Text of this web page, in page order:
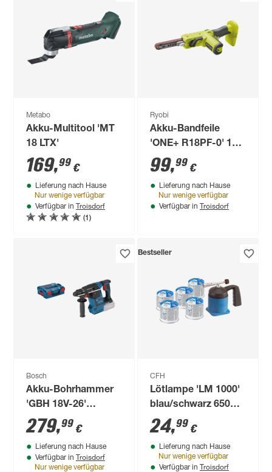
Metabo
Akku-Multitool 'MT
18 LTX'
169,99 €
Lieferung nach Hause
Nur wenige verfügbar
Verfügbar in Troisdorf
(1)
Ryobi
Akku-Bandfeile
'ONE+ R18PF-0' 18
V ohne Akku,
Schleiffläche 13x457
mm
99,99 €
Lieferung nach Hause
Nur wenige verfügbar
Verfügbar in Troisdorf
Bosch
Akku-Bohrhammer
'GBH 18V-26'
Professional Solo
Version mit
Transportbox
279,99 €
Lieferung nach Hause
Verfügbar in Troisdorf
Nur wenige verfügbar
Bestseller
CFH
Lötlampe 'LM 1000'
blau/schwarz 650
°C, inkl. 5
Kartuschen
24,99 €
Lieferung nach Hause
Nur wenige verfügbar
Verfügbar in Troisdorf